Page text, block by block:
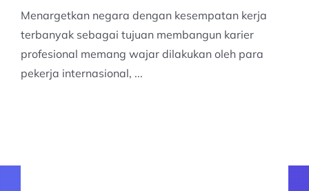
Menargetkan negara dengan kesempatan kerja
terbanyak sebagai tujuan membangun karier
profesional memang wajar dilakukan oleh para
pekerja internasional, ...